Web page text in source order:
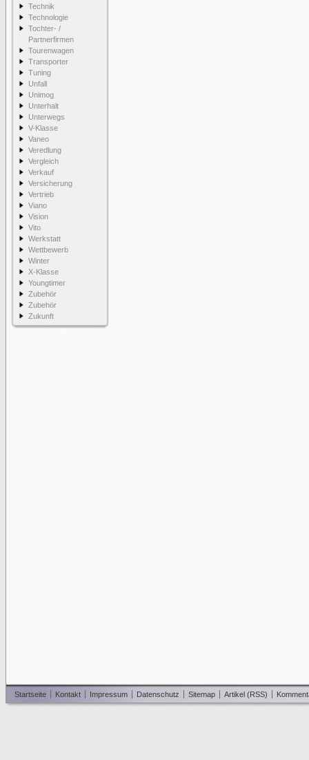
Technik
Technologie
Tochter- /
Partnerfirmen
Tourenwagen
Transporter
Tuning
Unfall
Unimog
Unterhalt
Unterwegs
V-Klasse
Vaneo
Veredlung
Vergleich
Verkauf
Versicherung
Vertrieb
Viano
Vision
Vito
Werkstatt
Wettbewerb
Winter
X-Klasse
Youngtimer
Zubehör
Zubehör
Zukunft
Startseite Kontakt Impressum Datenschutz Sitemap Artikel (RSS)